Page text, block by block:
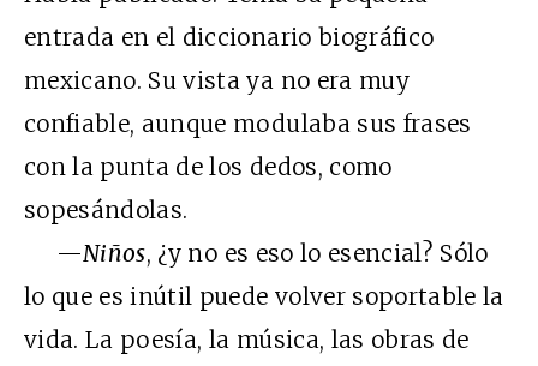
entrada en el diccionario biográfico
mexicano. Su vista ya no era muy
confiable, aunque modulaba sus frases
con la punta de los dedos, como
sopesándolas.
—Niños, ¿y no es eso lo esencial? Sólo
lo que es inútil puede volver soportable la
vida. La poesía, la música, las obras de